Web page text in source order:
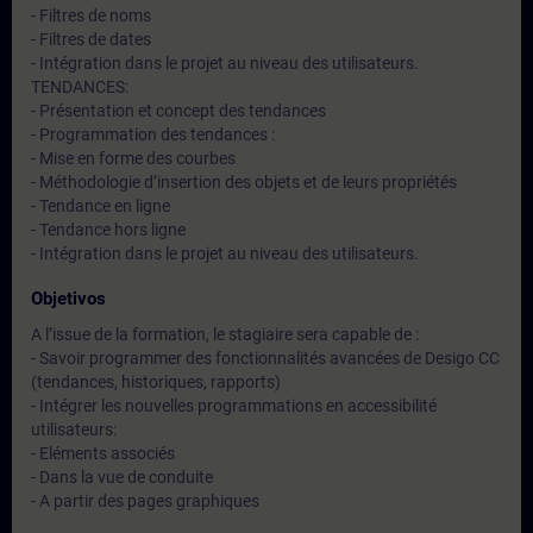
- Filtres de noms
- Filtres de dates
- Intégration dans le projet au niveau des utilisateurs.
TENDANCES:
- Présentation et concept des tendances
- Programmation des tendances :
- Mise en forme des courbes
- Méthodologie d’insertion des objets et de leurs propriétés
- Tendance en ligne
- Tendance hors ligne
- Intégration dans le projet au niveau des utilisateurs.
Objetivos
A l’issue de la formation, le stagiaire sera capable de :
- Savoir programmer des fonctionnalités avancées de Desigo CC
(tendances, historiques, rapports)
- Intégrer les nouvelles programmations en accessibilité
utilisateurs:
- Eléments associés
- Dans la vue de conduite
- A partir des pages graphiques